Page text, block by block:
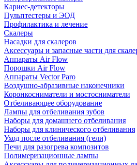
Кариес-детекторы
Пульптестеры и ЭОД
Профилактика и лечение
Скалеры
Насадки для скалеров
Аксессуары и запасные части для
Аппараты Air Flow
Порошки Air Flow
Аппараты Vector Paro
Воздушно-абразивные наконечники
Коронкосниматели и мостосниматели
Отбеливающее оборудование
Лампы для отбеливания зубов
Наборы для домашнего отбеливания
Наборы для клинического отбеливания
Уход после отбеливания (гели)
Печи для разогрева композитов
Полимеризационные лампы